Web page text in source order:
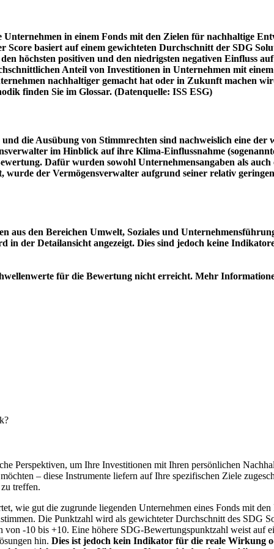
Unternehmen in einem Fonds mit den Zielen für nachhaltige
Score basiert auf einem gewichteten Durchschnitt der SDG
höchsten positiven und den niedrigsten negativen Einfluss
Anteil von Investitionen in Unternehmen mit
nachhaltiger gemacht hat oder in Zukunft machen
finden Sie im Glossar. (Datenquelle: ISS ESG)
die Ausübung von Stimmrechten sind nachweislich eine
im Hinblick auf ihre Klima-Einflussnahme
Dafür wurden sowohl Unternehmensangaben als
wurde der Vermögensverwalter aufgrund seiner relativ
aus den Bereichen Umwelt, Soziales und
in der Detailansicht angezeigt. Dies sind jedoch keine
für die Bewertung nicht erreicht. Mehr
Perspektiven, um Ihre Investitionen mit Ihren persönlichen
– diese Instrumente liefern auf Ihre spezifischen Ziele
treffen.
wie gut die zugrunde liegenden Unternehmen eines Fonds mit
Die Punktzahl wird als gewichteter Durchschnitt des SDG
-10 bis +10. Eine höhere SDG-Bewertungspunktzahl weist auf
hin. Dies ist jedoch kein Indikator für die reale Wirkung